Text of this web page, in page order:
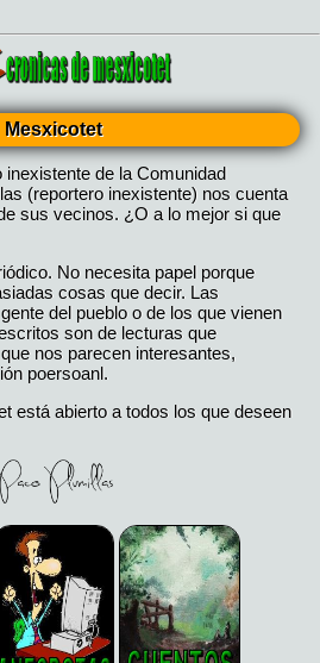
Mesxicotet
de la Comunidad
(reportero inexistente) nos cuenta
sus vecinos. ¿O a lo mejor si que
No necesita papel porque
cosas que decir. Las
del pueblo o de los que vienen
son de lecturas que
nos parecen interesantes,
poersoanl.
está abierto a todos los que deseen